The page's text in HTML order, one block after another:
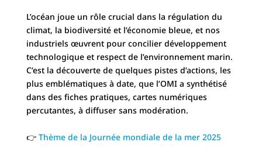
L’océan joue un rôle crucial dans la régulation du
climat, la biodiversité et l’économie bleue, et nos
industriels œuvrent pour concilier développement
technologique et respect de l’environnement marin.
C’est la découverte de quelques pistes d’actions, les
plus emblématiques à date, que l’OMI a synthétisé
dans des fiches pratiques, cartes numériques
percutantes, à diffuser sans modération.
👉 Thème de la Journée mondiale de la mer 2025